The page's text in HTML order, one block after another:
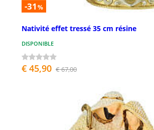
-31 %
Nativité effet tressé 35 cm résine
DISPONIBLE
€ 45,90 € 67,00